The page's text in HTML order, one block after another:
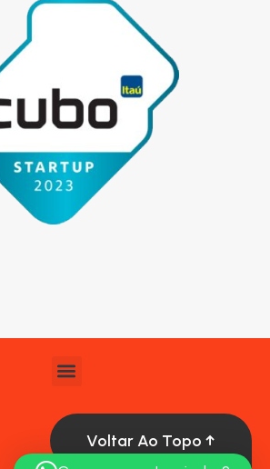
Voltar Ao Topo ↑